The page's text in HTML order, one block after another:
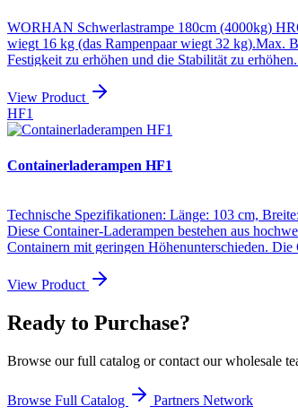
WORHAN Schwerlastrampe 180cm (4000kg)
wiegt 16 kg (das Rampenpaar wiegt 32 kg).Max.
Festigkeit zu erhöhen und die Stabilität zu
View Product
HF1
Containerladerampen HF1
Technische Spezifikationen: Länge: 103 cm,
Diese Container-Laderampen bestehen aus
Containern mit geringen Höhenunterschieden.
Zuverlässigkeit und hohe Standards
ideal für den Transport schwerer Lasten wie
Verladearbeiten, die Sicherheit und Langlebigkeit
View Product
Ready to Purchase?
Browse our full catalog or contact our wholesale
Browse Full Catalog Partners Network